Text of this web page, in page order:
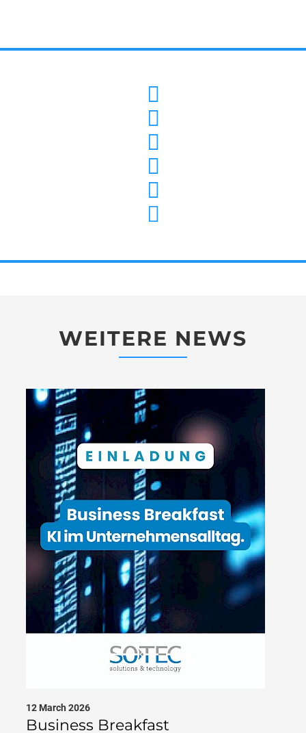
WEITERE NEWS
12 March 2026
Business Breakfast